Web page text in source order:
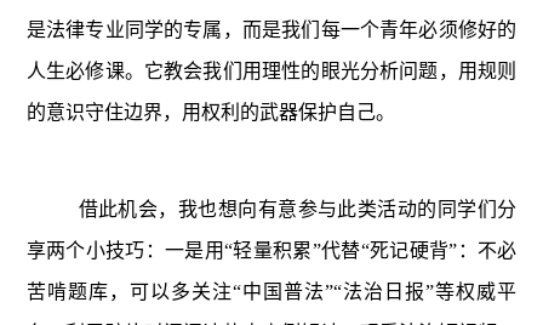
是法律专业同学的专属，而是我们每一个青年必须修好的
人生必修课。它教会我们用理性的眼光分析问题，用规则
的意识守住边界，用权利的武器保护自己。
借此机会，我也想向有意参与此类活动的同学们分
享两个小技巧：一是用“轻量积累”代替“死记硬背”：不必
苦啃题库，可以多关注“中国普法”“法治日报”等权威平